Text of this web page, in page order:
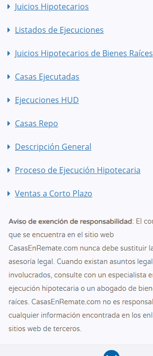
Juicios Hipotecarios
Listados de Ejecuciones
Juicios Hipotecarios de Bienes Raíces
Casas Ejecutadas
Ejecuciones HUD
Casas Repo
Descripción General
Proceso de Ejecución Hipotecaria
Ventas a Corto Plazo